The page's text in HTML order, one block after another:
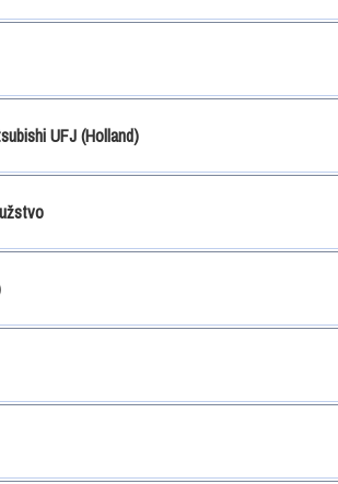
UFJ (Holland)